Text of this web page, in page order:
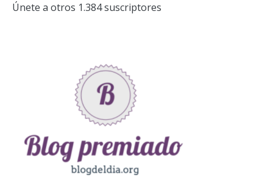
Únete a otros 1.384 suscriptores